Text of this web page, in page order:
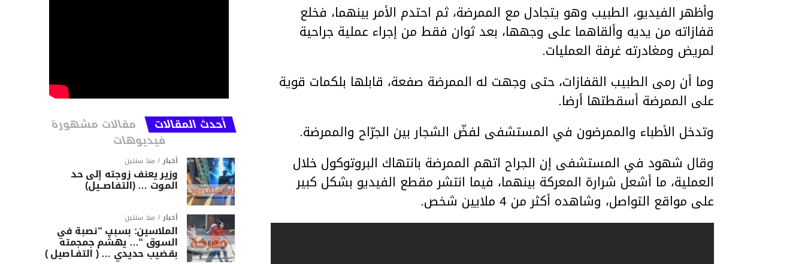
وأظهر الفيديو، الطبيب وهو يتجادل مع الممرضة، ثم احتدم الأمر بينهما، فخلع
قفازاته من يديه وألقاهما على وجهها، بعد ثوان فقط من إجراء عملية جراحية
لمريض ومغادرته غرفة العمليات.
وما أن رمى الطبيب القفازات، حتى وجهت له الممرضة صفعة، قابلها بلكمات قوية
على الممرضة أسقطتها أرضا.
وتدخل الأطباء والممرضون في المستشفى لفضّ الشجار بين الجرّاح والممرضة.
وقال شهود في المستشفى إن الجراح اتهم الممرضة بانتهاك البروتوكول خلال
العملية، ما أشعل شرارة المعركة بينهما، فيما انتشر مقطع الفيديو بشكل كبير
على مواقع التواصل، وشاهده أكثر من 4 ملايين شخص.
أحدث المقالات مقالات مشهورة
فيديوهات
أخبار منذ سنتين
وزير يعنف زوجته إلى حد
الموت … (التفاصــيل)
أخبار منذ سنتين
الملاسين: بسبب “نصبة في
السوق “… يهشّم جمجمته
بقضيب حديدي … ( التفـاصيل )